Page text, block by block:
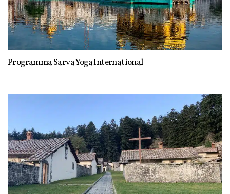
Programma Sarva Yoga International